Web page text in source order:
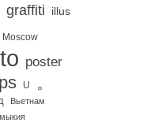
graffiti illus
Moscow
poster
U 。
Вьетнам